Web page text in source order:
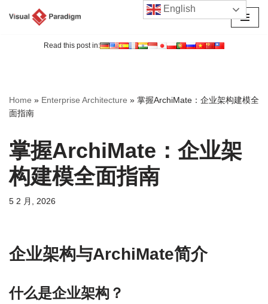
Read this post in:
Home » Enterprise Architecture » 掌握ArchiMate：企业架构建模全
面指南
掌握ArchiMate：企业架
构建模全面指南
5 2 月, 2026
企业架构与ArchiMate简介
什么是企业架构？
English